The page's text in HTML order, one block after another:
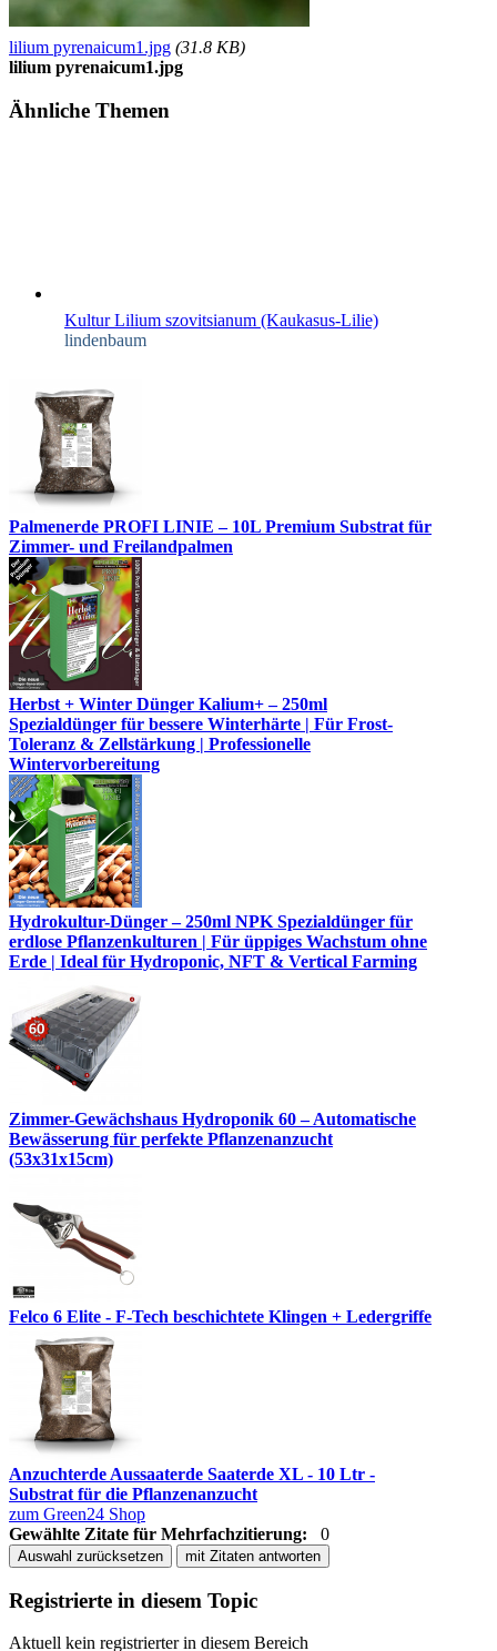
lilium pyrenaicum1.jpg (31.8 KB)
lilium pyrenaicum1.jpg
Ähnliche Themen
Kultur Lilium szovitsianum (Kaukasus-Lilie)
lindenbaum
Palmenerde PROFI LINIE – 10L Premium Substrat für
Zimmer- und Freilandpalmen
Herbst + Winter Dünger Kalium+ – 250ml
Spezialdünger für bessere Winterhärte | Für Frost-
Toleranz & Zellstärkung | Professionelle
Wintervorbereitung
Hydrokultur-Dünger – 250ml NPK Spezialdünger für
erdlose Pflanzenkulturen | Für üppiges Wachstum ohne
Erde | Ideal für Hydroponic, NFT & Vertical Farming
Zimmer-Gewächshaus Hydroponik 60 – Automatische
Bewässerung für perfekte Pflanzenanzucht
(53x31x15cm)
Felco 6 Elite - F-Tech beschichtete Klingen + Ledergriffe
Anzuchterde Aussaaterde Saaterde XL - 10 Ltr -
Substrat für die Pflanzenanzucht
zum Green24 Shop
Gewählte Zitate für Mehrfachzitierung:
0
Auswahl zurücksetzen mit Zitaten antworten
Registrierte in diesem Topic
Aktuell kein registrierter in diesem Bereich